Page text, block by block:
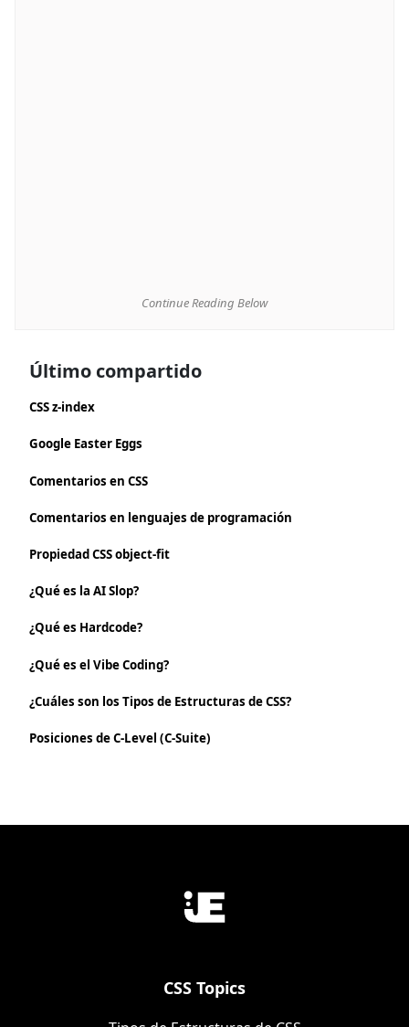
Continue Reading Below
Último compartido
CSS z-index
Google Easter Eggs
Comentarios en CSS
Comentarios en lenguajes de programación
Propiedad CSS object-fit
¿Qué es la AI Slop?
¿Qué es Hardcode?
¿Qué es el Vibe Coding?
¿Cuáles son los Tipos de Estructuras de CSS?
Posiciones de C-Level (C-Suite)
CSS Topics